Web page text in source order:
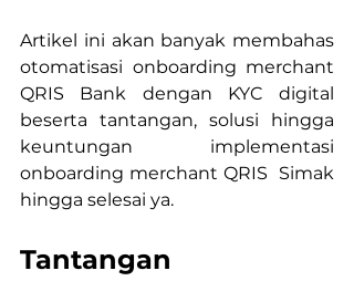
Artikel ini akan banyak membahas
otomatisasi onboarding merchant
QRIS Bank dengan KYC digital
beserta tantangan, solusi hingga
keuntungan implementasi
onboarding merchant QRIS  Simak
hingga selesai ya.
Tantangan